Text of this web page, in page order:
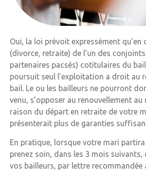
Oui, la loi prévoit expressément qu’en
(divorce, retraite) de l’un des conjoints
partenaires pacsés) cotitulaires du
poursuit seul l’exploitation a droit au
bail. Le ou les bailleurs ne pourront
venu, s’opposer au renouvellement au
raison du départ en retraite de votre
présenterait plus de garanties
En pratique, lorsque votre mari
prenez soin, dans les 3 mois suivants,
vos bailleurs, par lettre recommandée